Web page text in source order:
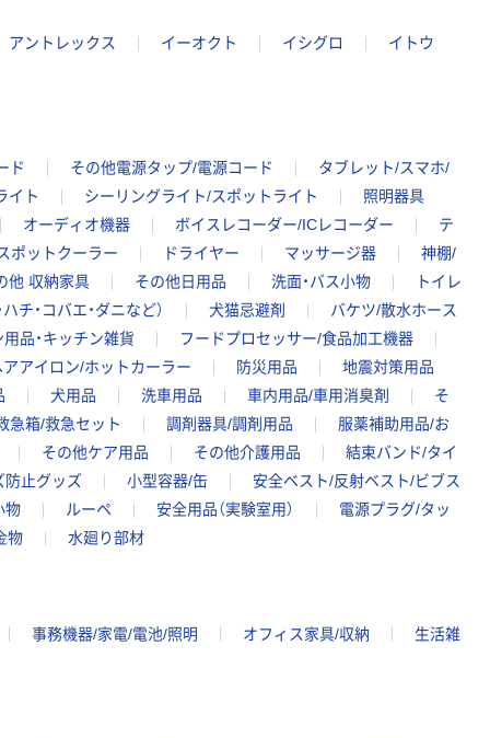
アントレックス イーオクト イシグロ
イトウ
ド その他電源タップ/電源コード
タブレット/スマホ/
イト シーリングライト/スポットライト
照明器具
オーディオ機器 ボイスレコーダー/ICレコーダー
テ
ポットクーラー ドライヤー マッサージ器
神棚/
他 収納家具 その他日用品 洗面・バス小物
トイレ
チ・コバエ・ダニなど） 犬猫忌避剤
バケツ/散水ホース
品・キッチン雑貨
フードプロセッサー/食品加工機器
アアイロン/ホットカーラー 防災用品
地震対策用品
犬用品 洗車用品 車内用品/車用消臭剤
そ
急箱/救急セット 調剤器具/調剤用品
服薬補助用品/お
その他ケア用品 その他介護用品
結束バンド/タイ
防止グッズ 小型容器/缶
安全ベスト/反射ベスト/ビブス
物 ルーペ 安全用品（実験室用）
電源プラグ/タッ
物 水廻り部材
事務機器/家電/電池/照明 オフィス家具/収納
生活雑